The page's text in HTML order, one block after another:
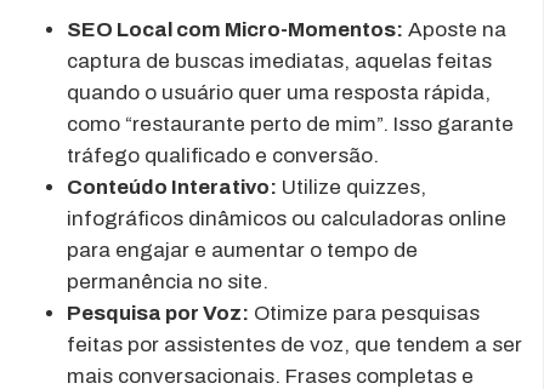
SEO Local com Micro-Momentos: Aposte na
captura de buscas imediatas, aquelas feitas
quando o usuário quer uma resposta rápida,
como “restaurante perto de mim”. Isso garante
tráfego qualificado e conversão.
Conteúdo Interativo: Utilize quizzes,
infográficos dinâmicos ou calculadoras online
para engajar e aumentar o tempo de
permanência no site.
Pesquisa por Voz: Otimize para pesquisas
feitas por assistentes de voz, que tendem a ser
mais conversacionais. Frases completas e